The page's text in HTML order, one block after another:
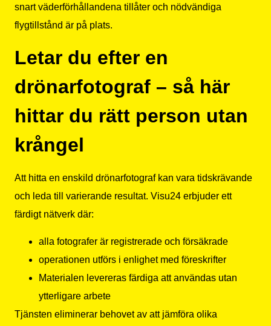
snart väderförhållandena tillåter och nödvändiga
flygtillstånd är på plats.
Letar du efter en
drönarfotograf – så här
hittar du rätt person utan
krångel
Att hitta en enskild drönarfotograf kan vara tidskrävande
och leda till varierande resultat. Visu24 erbjuder ett
färdigt nätverk där:
alla fotografer är registrerade och försäkrade
operationen utförs i enlighet med föreskrifter
Materialen levereras färdiga att användas utan
ytterligare arbete
Tjänsten eliminerar behovet av att jämföra olika